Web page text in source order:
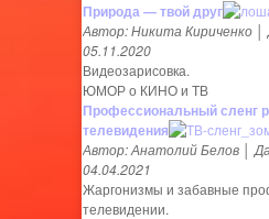
Природа — твой друг
Автор: Никита Кириченко │
05.11.2020
Видеозарисовка.
ЮМОР о КИНО и ТВ
Профессиональный сленг
телевидения
Автор: Анатолий Белов │
04.04.2021
Жаргонизмы и забавные
телевидении.